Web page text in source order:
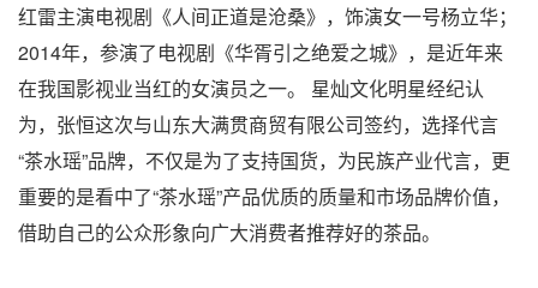
红雷主演电视剧《人间正道是沧桑》，饰演女一号杨立华；
2014年，参演了电视剧《华胥引之绝爱之城》，是近年来
在我国影视业当红的女演员之一。 星灿文化明星经纪认
为，张恒这次与山东大满贯商贸有限公司签约，选择代言
“茶水瑶”品牌，不仅是为了支持国货，为民族产业代言，更
重要的是看中了“茶水瑶”产品优质的质量和市场品牌价值，
借助自己的公众形象向广大消费者推荐好的茶品。